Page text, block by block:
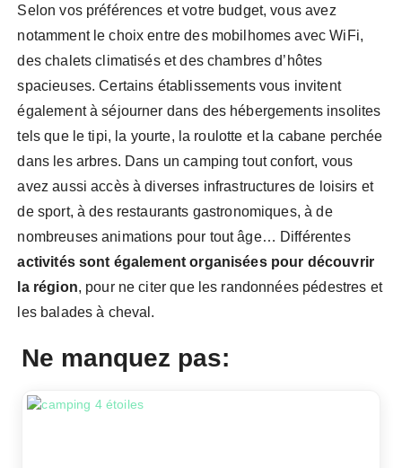
Selon vos préférences et votre budget, vous avez
notamment le choix entre des mobilhomes avec WiFi,
des chalets climatisés et des chambres d’hôtes
spacieuses. Certains établissements vous invitent
également à séjourner dans des hébergements insolites
tels que le tipi, la yourte, la roulotte et la cabane perchée
dans les arbres. Dans un camping tout confort, vous
avez aussi accès à diverses infrastructures de loisirs et
de sport, à des restaurants gastronomiques, à de
nombreuses animations pour tout âge… Différentes
activités sont également organisées pour découvrir
la région, pour ne citer que les randonnées pédestres et
les balades à cheval.
Ne manquez pas: